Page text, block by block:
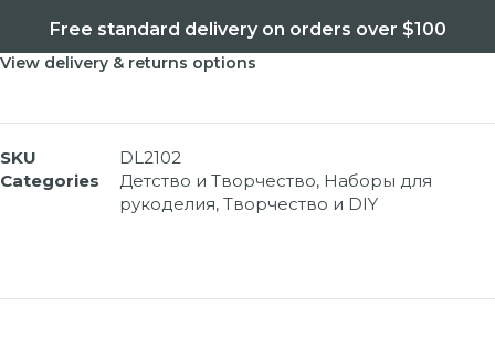
Free standard delivery on orders over $100
View delivery & returns options
SKU
DL2102
Categories
Детство и Творчество, Наборы для
рукоделия, Творчество и DIY